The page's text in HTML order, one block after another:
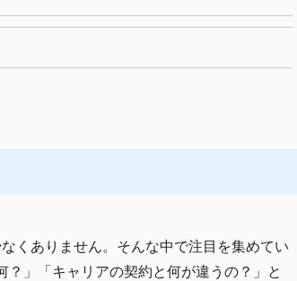
くありません。そんな中で注目を集めてい
」「キャリアの契約と何が違うの？」と